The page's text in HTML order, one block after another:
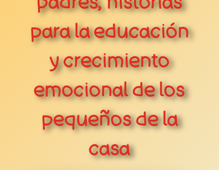
para la educación
y crecimiento
emocional de los
pequeños de la
casa